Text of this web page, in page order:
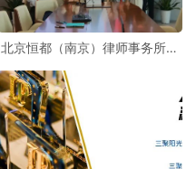
北京恒都（南京）律师事务所：